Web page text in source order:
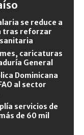
se reduce a
tras reforzar
caricaturas
General
Dominicana
al sector
servicios de
de 60 mil